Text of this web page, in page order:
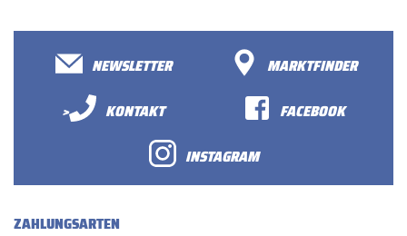
NEWSLETTER
MARKTFINDER
>
KONTAKT
FACEBOOK
INSTAGRAM
ZAHLUNGSARTEN